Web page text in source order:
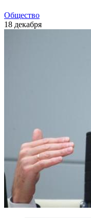
Общество
18 декабря